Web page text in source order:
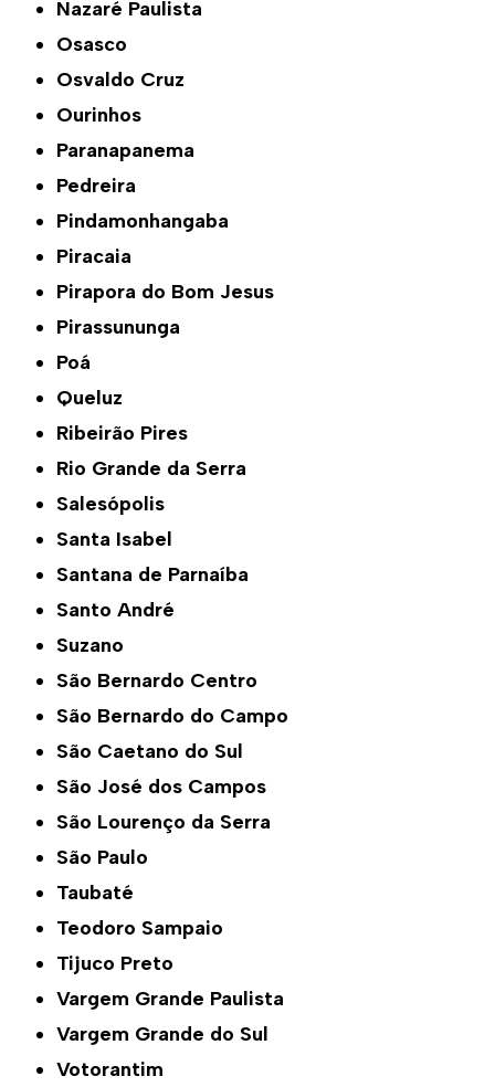
Nazaré Paulista
Osasco
Osvaldo Cruz
Ourinhos
Paranapanema
Pedreira
Pindamonhangaba
Piracaia
Pirapora do Bom Jesus
Pirassununga
Poá
Queluz
Ribeirão Pires
Rio Grande da Serra
Salesópolis
Santa Isabel
Santana de Parnaíba
Santo André
Suzano
São Bernardo Centro
São Bernardo do Campo
São Caetano do Sul
São José dos Campos
São Lourenço da Serra
São Paulo
Taubaté
Teodoro Sampaio
Tijuco Preto
Vargem Grande Paulista
Vargem Grande do Sul
Votorantim